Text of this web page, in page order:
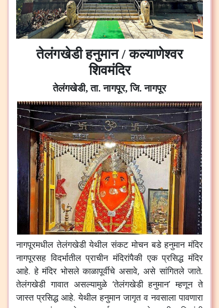
तेलंगखेडी हनुमान / कल्याणेश्वर
शिवमंदिर
तेलंगखेडी, ता. नागपूर, जि. नागपूर
नागपूरमधील तेलंगखेडी येथील संकट मोचन बडे हनुमान मंदिर
नागपूरसह विदर्भातील प्राचीन मंदिरांपैकी एक प्रसिद्ध मंदिर
आहे.हे मंदिर भोसले काळापूर्वीचे असावे, असे सांगितले जाते.
तेलंगखेडी गावात असल्यामुळे‘तेलंगखेडी हनुमान’म्हणून ते
जास्त प्रसिद्ध आहे.येथील हनुमान जागृत व नवसाला पावणारा